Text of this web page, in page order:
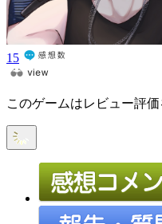
15
このゲームはレビュー評